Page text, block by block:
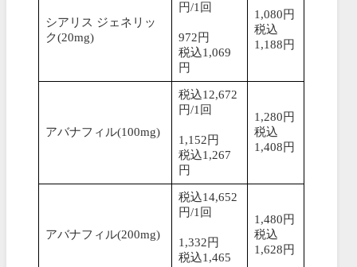
シアリス ジェネリッ
ク(20mg)
円/1回
972円
税込1,069
円
1,080円
税込
1,188円
アバナフィル(100mg)
税込12,672
円/1回
1,152円
税込1,267
円
1,280円
税込
1,408円
アバナフィル(200mg)
税込14,652
円/1回
1,332円
税込1,465
1,480円
税込
1,628円